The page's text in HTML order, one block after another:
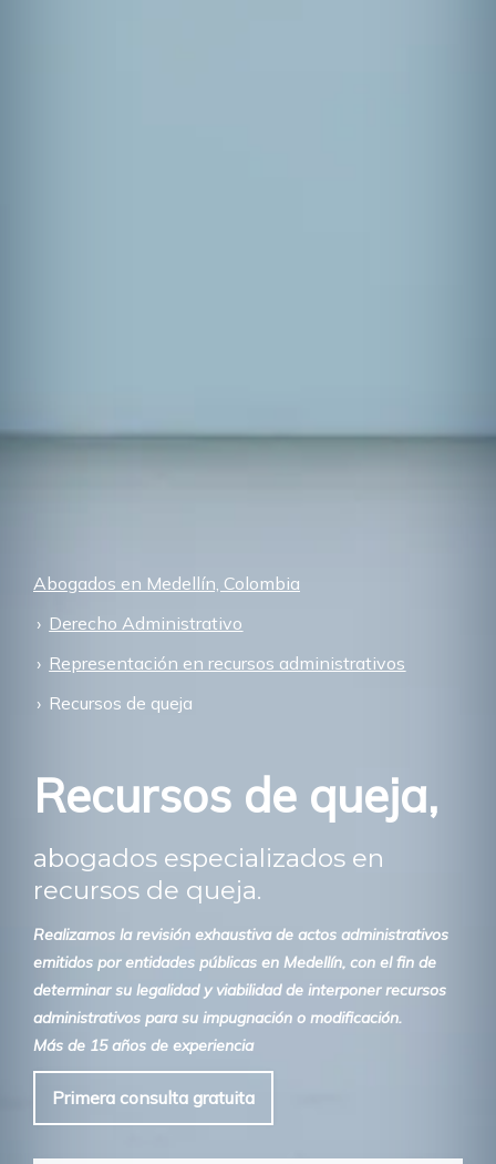
Abogados en Medellín, Colombia
Derecho Administrativo
Representación en recursos administrativos
Recursos de queja
Recursos de queja,
abogados especializados en
recursos de queja.
Realizamos la revisión exhaustiva de actos administrativos
emitidos por entidades públicas en Medellín, con el fin de
determinar su legalidad y viabilidad de interponer recursos
administrativos para su impugnación o modificación.
Más de 15 años de experiencia
Primera consulta gratuita